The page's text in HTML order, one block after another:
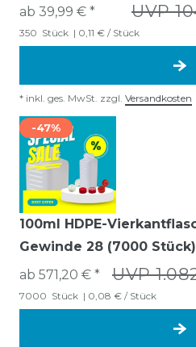
UVP
ab 39,99 € *
350 Stück | 0,11 € / Stück
* inkl. ges. MwSt. zzgl. Versandkosten
-47%
100ml HDPE-
Gewinde 28 (7000 Stück)
UVP
ab 571,20 € *
7000 Stück | 0,08 € / Stück